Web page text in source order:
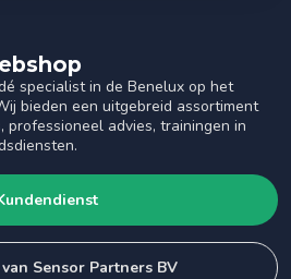
specialist in de Benelux op het
bieden een uitgebreid assortiment
professioneel advies, trainingen in
Sensor Partners BV